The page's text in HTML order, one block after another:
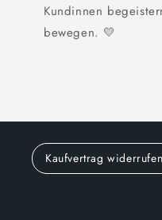
Kundinnen
bewegen. 💛
Kaufvertrag widerrufen